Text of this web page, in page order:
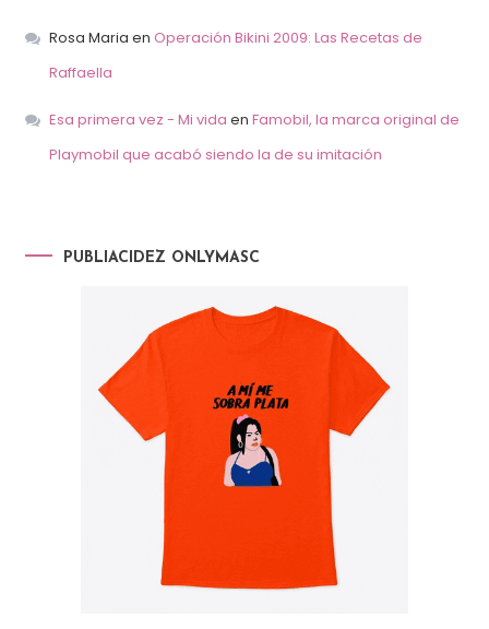
Rosa Maria en Operación Bikini 2009: Las Recetas de
Raffaella
Esa primera vez - Mi vida en Famobil, la marca original de
Playmobil que acabó siendo la de su imitación
PUBLIACIDEZ ONLYMASC